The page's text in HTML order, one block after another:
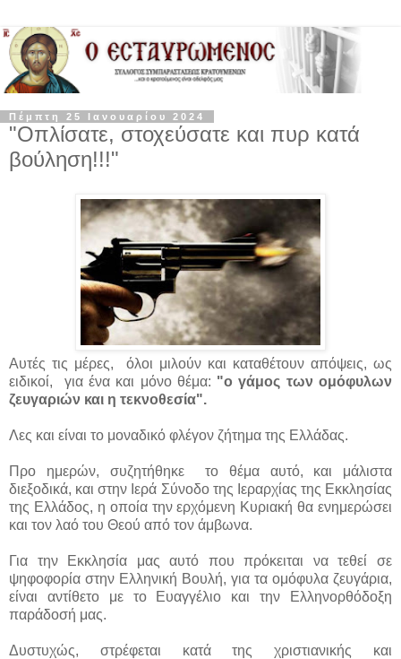
Πέμπτη 25 Ιανουαρίου 2024
"Οπλίσατε, στοχεύσατε και πυρ κατά
βούληση!!!"
Αυτές τις μέρες, όλοι μιλούν και καταθέτουν απόψεις, ως
ειδικοί, για ένα και μόνο θέμα: "ο γάμος των ομόφυλων
ζευγαριών και η τεκνοθεσία".
Λες και είναι το μοναδικό φλέγον ζήτημα της Ελλάδας.
Προ ημερών, συζητήθηκε το θέμα αυτό, και μάλιστα
διεξοδικά, και στην Ιερά Σύνοδο της Ιεραρχίας της Εκκλησίας
της Ελλάδος, η οποία την ερχόμενη Κυριακή θα ενημερώσει
και τον λαό του Θεού από τον άμβωνα.
Για την Εκκλησία μας αυτό που πρόκειται να τεθεί σε
ψηφοφορία στην Ελληνική Βουλή, για τα ομόφυλα ζευγάρια,
είναι αντίθετο με το Ευαγγέλιο και την Ελληνορθόδοξη
παράδοσή μας.
Δυστυχώς, στρέφεται κατά της χριστιανικής και